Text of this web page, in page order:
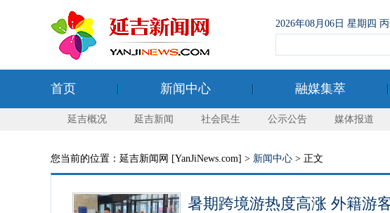
2026年08月06日 星期四
首页 新闻中心 融媒集萃
延吉概况 延吉新闻 社会民生 公示公告 媒体报道
您当前的位置：延吉新闻网 [YanJiNews.com] > 新闻中心 > 正文
暑期跨境游热度高涨 外籍游